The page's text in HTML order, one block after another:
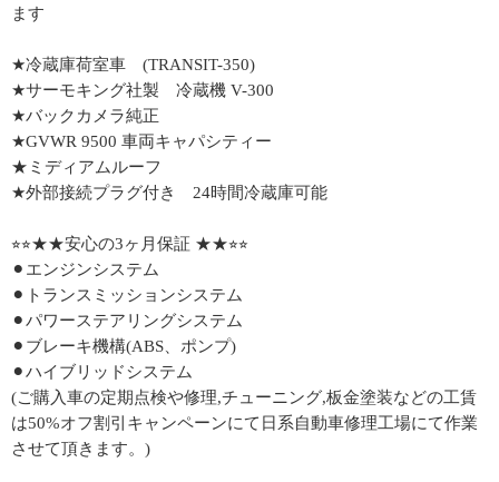
ます
★冷蔵庫荷室車 (TRANSIT-350)
★サーモキング社製 冷蔵機 V-300
★バックカメラ純正
★GVWR 9500 車両キャパシティー
★ミディアムルーフ
★外部接続プラグ付き 24時間冷蔵庫可能
⭐︎⭐︎★★安心の3ヶ月保証 ★★⭐︎⭐︎
⚫︎エンジンシステム
⚫︎トランスミッションシステム
⚫︎パワーステアリングシステム
⚫︎ブレーキ機構(ABS、ポンプ)
⚫︎ハイブリッドシステム
(ご購入車の定期点検や修理,チューニング,板金塗装などの工賃
は50%オフ割引キャンペーンにて日系自動車修理工場にて作業
させて頂きます。)